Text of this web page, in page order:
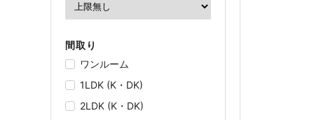
間取り
ワンルーム
1LDK (K・DK)
2LDK (K・DK)